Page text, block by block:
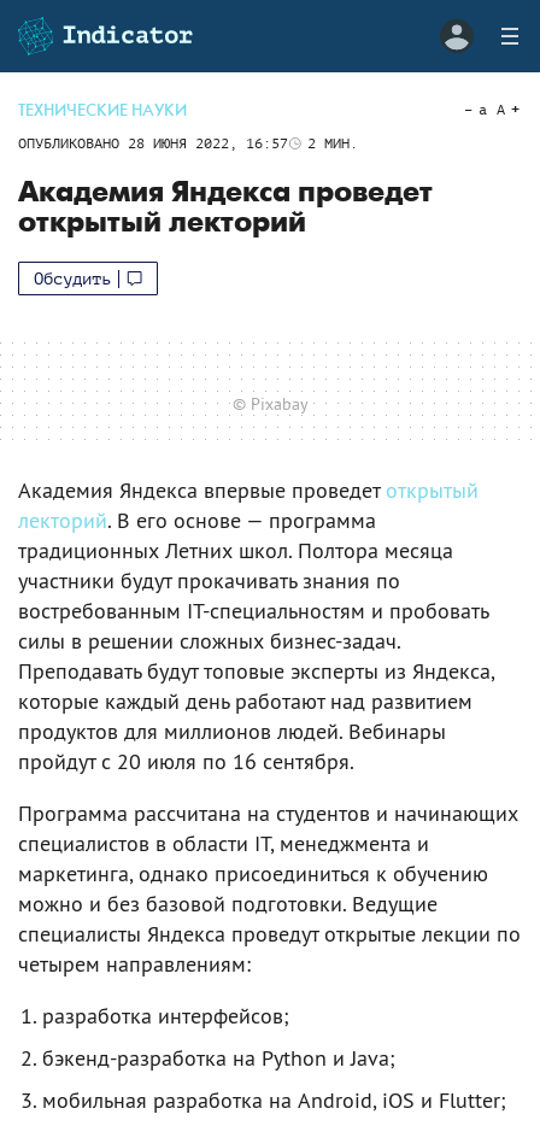
ТЕХНИЧЕСКИЕ НАУКИ
ОПУБЛИКОВАНО 28 ИЮНЯ 2022, 16:57 2 МИН.
a A
Академия Яндекса проведет
открытый лекторий
Обсудить
© Pixabay
Академия Яндекса впервые проведетоткрытый
лекторий. В его основе — программа
традиционных Летних школ. Полтора месяца
участники будут прокачивать знания по
востребованным IT-специальностям и пробовать
силы в решении сложных бизнес-задач.
Преподавать будут топовые эксперты из Яндекса,
которые каждый день работают над развитием
продуктов для миллионов людей. Вебинары
пройдут с 20 июля по 16 сентября.
Программа рассчитана на студентов и начинающих
специалистов в области IT, менеджмента и
маркетинга, однако присоединиться к обучению
можно и без базовой подготовки. Ведущие
специалисты Яндекса проведут открытые лекции по
четырем направлениям:
разработка интерфейсов;
бэкенд-разработка на Python и Java;
мобильная разработка на Android, iOS и Flutter;